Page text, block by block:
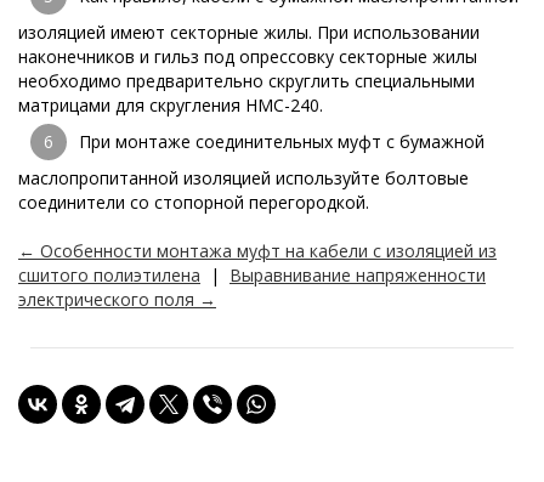
изоляцией имеют секторные жилы. При использовании
наконечников и гильз под опрессовку секторные жилы
необходимо предварительно скруглить специальными
матрицами для скругления НМС-240.
При монтаже соединительных муфт с бумажной
маслопропитанной изоляцией используйте болтовые
соединители со стопорной перегородкой.
← Особенности монтажа муфт на кабели с изоляцией из
сшитого полиэтилена | Выравнивание напряженности
электрического поля →